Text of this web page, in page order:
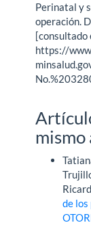
Perinatal y
operación.
[consultado
https://
de